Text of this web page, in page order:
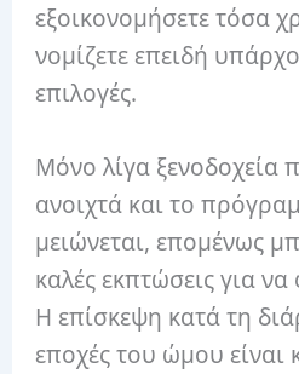
εξοικονομήσετε τόσα
νομίζετε επειδή
επιλογές.
Μόνο λίγα ξενοδοχεία
ανοιχτά και το
μειώνεται, επομένως
καλές εκπτώσεις για
Η επίσκεψη κατά τη
εποχές του ώμου είναι